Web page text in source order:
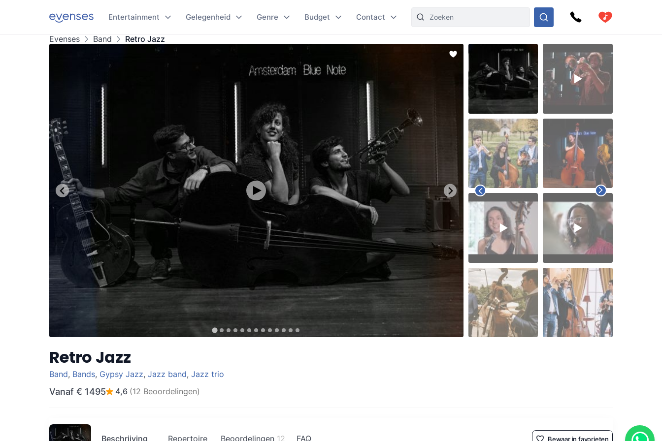
Entertainment Gelegenheid Genre Budget Contact
Evenses Band Retro Jazz
Retro Jazz
Band, Bands, Gypsy Jazz, Jazz band, Jazz trio
Vanaf € 1495 4,6 (12 Beoordelingen)
Beschrijving Repertoire Beoordelingen 12 FAQ Bewaar in favorieten